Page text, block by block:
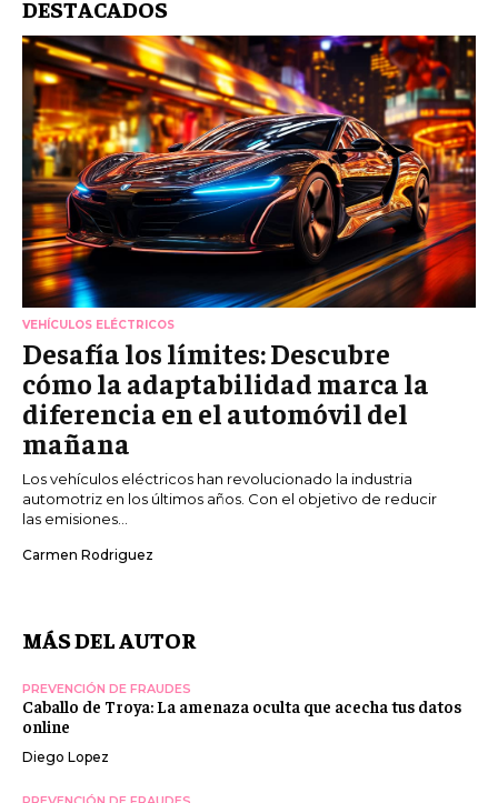
DESTACADOS
VEHÍCULOS ELÉCTRICOS
Desafía los límites: Descubre
cómo la adaptabilidad marca la
diferencia en el automóvil del
mañana
Los vehículos eléctricos han revolucionado la industria
automotriz en los últimos años. Con el objetivo de reducir
las emisiones...
Carmen Rodriguez
MÁS DEL AUTOR
PREVENCIÓN DE FRAUDES
Caballo de Troya: La amenaza oculta que acecha tus datos
online
Diego Lopez